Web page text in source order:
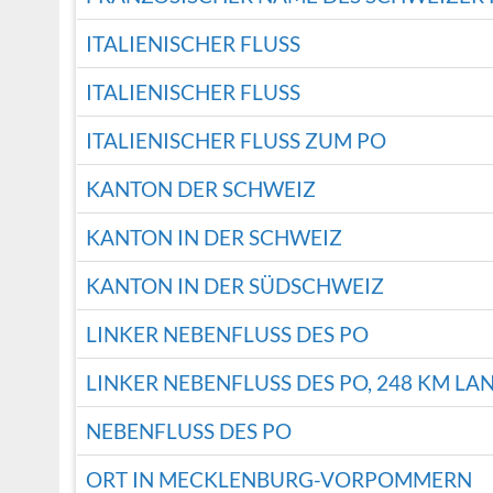
ITALIENISCHER FLUSS
ITALIENISCHER FLUSS
ITALIENISCHER FLUSS ZUM PO
KANTON DER SCHWEIZ
KANTON IN DER SCHWEIZ
KANTON IN DER SÜDSCHWEIZ
LINKER NEBENFLUSS DES PO
LINKER NEBENFLUSS DES PO, 248 KM
NEBENFLUSS DES PO
ORT IN MECKLENBURG-VORPOMMERN